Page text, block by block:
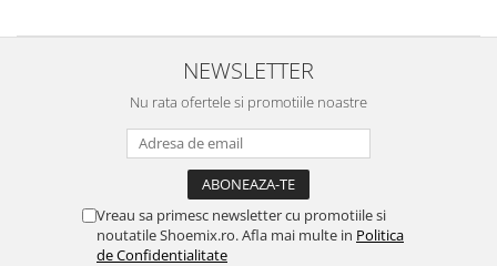
NEWSLETTER
Nu rata ofertele si promotiile noastre
Vreau sa primesc newsletter cu promotiile si
noutatile Shoemix.ro. Afla mai multe in Politica
de Confidentialitate